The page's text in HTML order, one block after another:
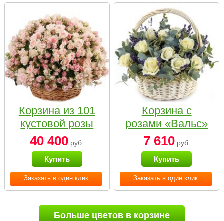
Заказать в один клик
Корзина из 101
кустовой розы
нежных тонов
40 400 руб.
Купить
Заказать в один клик
Корзина с
розами «Вальс»
7 610руб.
Купить
Больше цветов в корзине